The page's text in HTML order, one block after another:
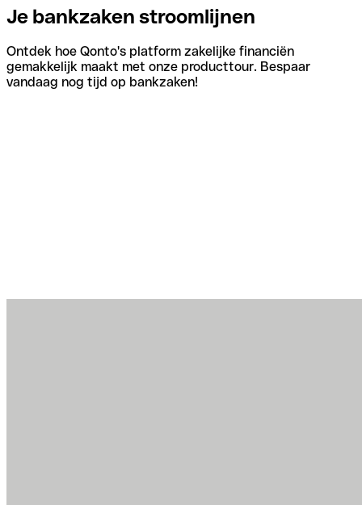
Je bankzaken stroomlijnen
Ontdek hoe Qonto's platform zakelijke financiën
gemakkelijk maakt met onze producttour. Bespaar
vandaag nog tijd op bankzaken!